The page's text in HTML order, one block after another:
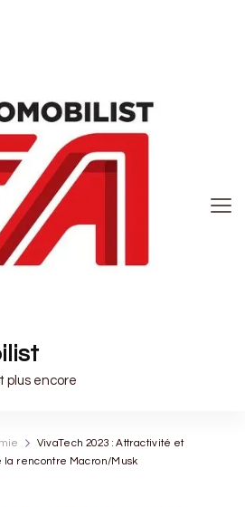
plus encore
VivaTech 2023 : Attractivité et
rencontre Macron/Musk